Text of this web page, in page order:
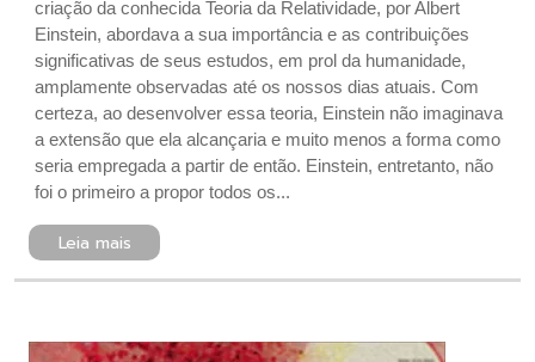
criação da conhecida Teoria da Relatividade, por Albert
Einstein, abordava a sua importância e as contribuições
significativas de seus estudos, em prol da humanidade,
amplamente observadas até os nossos dias atuais. Com
certeza, ao desenvolver essa teoria, Einstein não imaginava
a extensão que ela alcançaria e muito menos a forma como
seria empregada a partir de então. Einstein, entretanto, não
foi o primeiro a propor todos os...
Leia mais